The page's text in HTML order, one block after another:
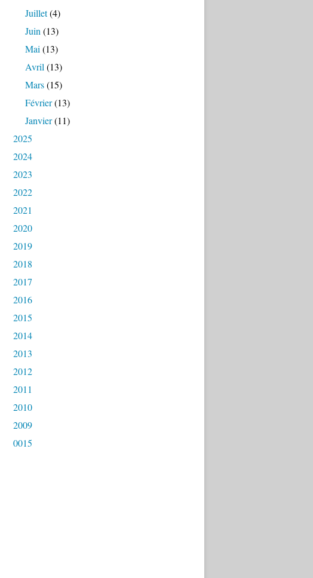
Juillet(4)
Juin (13)
Mai (13)
Avril (13)
Mars(15)
Février(13)
Janvier(11)
2025
2024
2023
2022
2021
2020
2019
2018
2017
2016
2015
2014
2013
2012
2011
2010
2009
0015